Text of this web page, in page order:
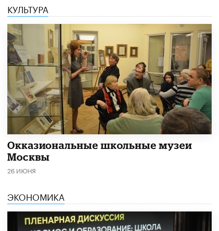
КУЛЬТУРА
​Окказиональные школьные музеи
Москвы
26 ИЮНЯ
ЭКОНОМИКА